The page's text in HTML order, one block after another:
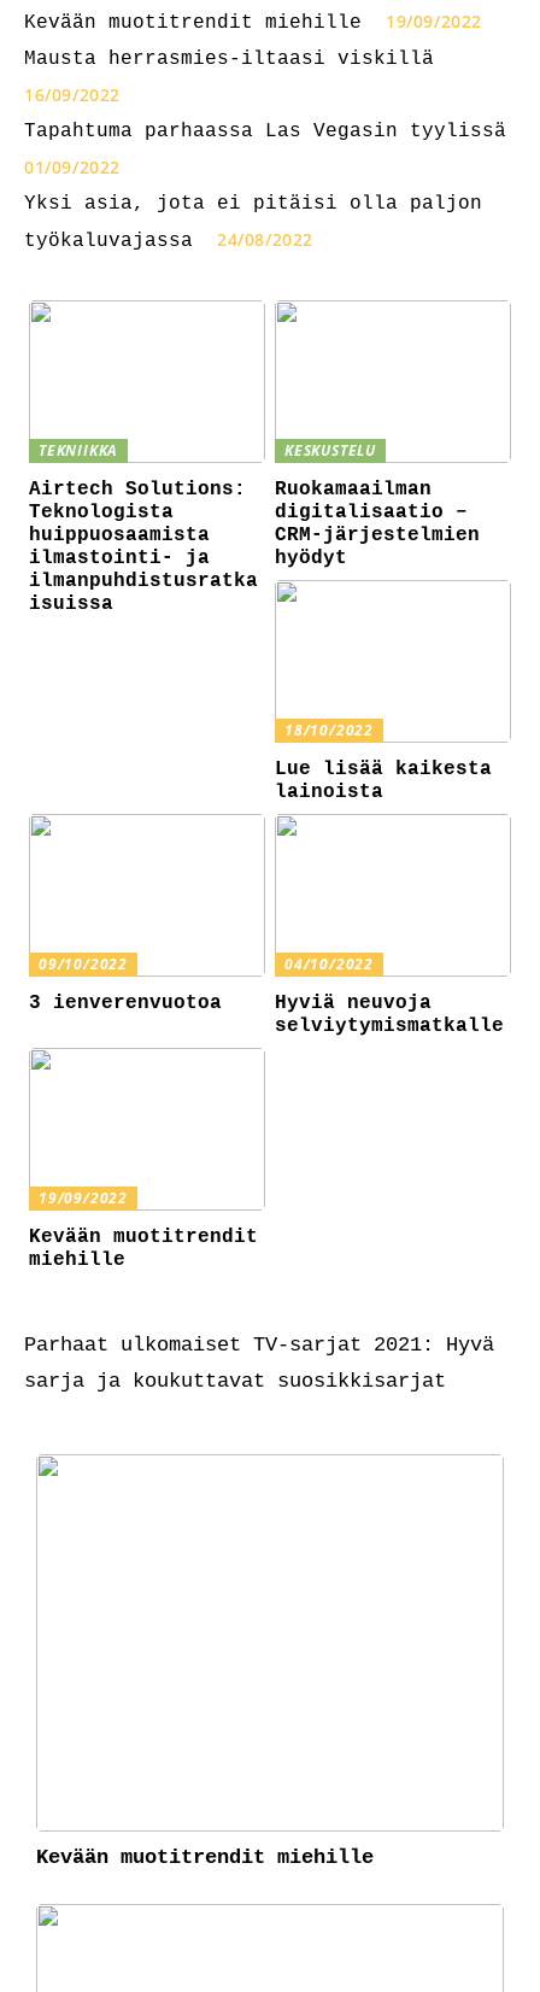
Kevään muotitrendit miehille 19/09/2022
Mausta herrasmies-iltaasi viskillä
16/09/2022
Tapahtuma parhaassa Las Vegasin tyylissä
01/09/2022
Yksi asia, jota ei pitäisi olla paljon
työkaluvajassa
24/08/2022
TEKNIIKKA
Airtech Solutions:
Teknologista
huippuosaamista
ilmastointi- ja
ilmanpuhdistusratka
isuissa
KESKUSTELU
Ruokamaailman
digitalisaatio –
CRM-järjestelmien
hyödyt
18/10/2022
Lue lisää kaikesta
lainoista
09/10/2022
3 ienverenvuotoa
04/10/2022
Hyviä neuvoja
selviytymismatkalle
19/09/2022
Kevään muotitrendit
miehille
Parhaat ulkomaiset TV-sarjat 2021: Hyvä
sarja ja koukuttavat suosikkisarjat
Kevään muotitrendit miehille